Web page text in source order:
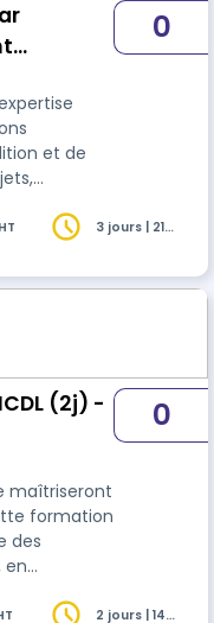
et de
0
3 jours | 21
maîtriseront
formation
des
en
0
2 jours | 14